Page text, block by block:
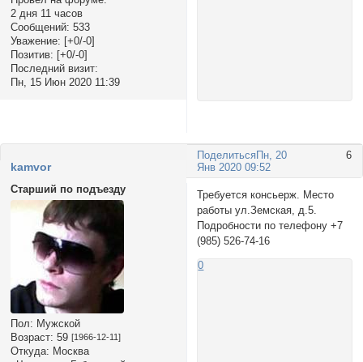
2 дня 11 часов
Сообщений: 533
Уважение: [+0/-0]
Позитив: [+0/-0]
Последний визит:
Пн, 15 Июн 2020 11:39
Поделиться 6
Пн, 20
Янв 2020 09:52
kamvor
Старший по подъезду
Пол: Мужской
Возраст: 59 [1966-12-11]
Откуда: Москва
Требуется консьерж. Место
работы ул.Земская, д.5.
Подробности по телефону +7
(985) 526-74-16
0